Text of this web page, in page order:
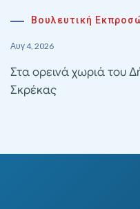
Βουλευτική
Αυγ 4, 2026
Στα ορεινά χωριά
Σκρέκας